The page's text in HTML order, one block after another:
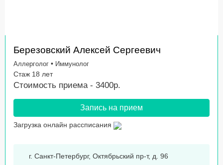
Березовский Алексей Сергеевич
Аллерголог • Иммунолог
Стаж 18 лет
Стоимость приема - 3400р.
Запись на прием
Загрузка онлайн рассписания
г. Санкт-Петербург, Октябрьский пр-т, д. 96